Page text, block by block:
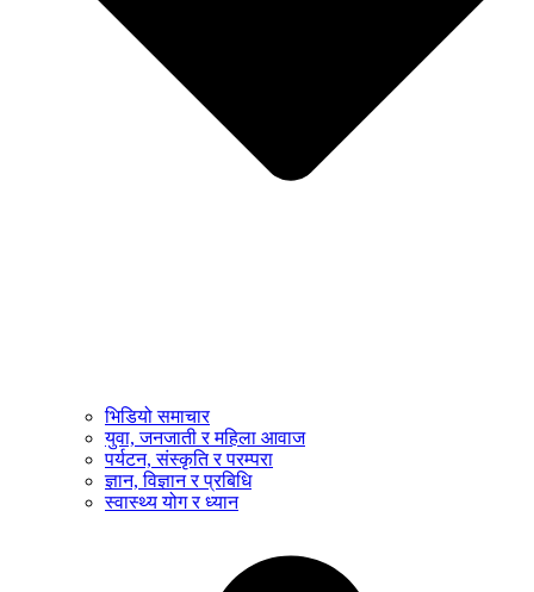
भिडियो समाचार
युवा, जनजाती र महिला आवाज
पर्यटन, संस्कृति र परम्परा
ज्ञान, विज्ञान र प्रबिधि
स्वास्थ्य योग र ध्यान